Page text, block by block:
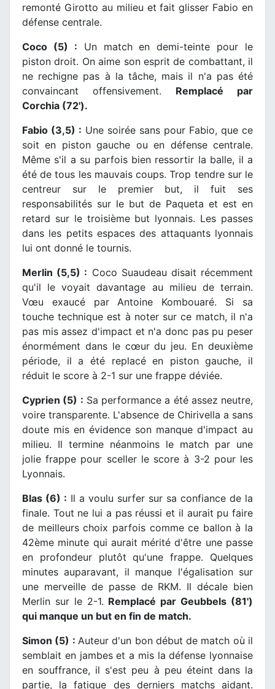
remonté Girotto au milieu et fait glisser Fabio en
défense centrale.
Coco (5) : Un match en demi-teinte pour le
piston droit. On aime son esprit de combattant, il
ne rechigne pas à la tâche, mais il n'a pas été
convaincant offensivement. Remplacé par
Corchia (72').
Fabio (3,5) : Une soirée sans pour Fabio, que ce
soit en piston gauche ou en défense centrale.
Même s'il a su parfois bien ressortir la balle, il a
été de tous les mauvais coups. Trop tendre sur le
centreur sur le premier but, il fuit ses
responsabilités sur le but de Paqueta et est en
retard sur le troisième but lyonnais. Les passes
dans les petits espaces des attaquants lyonnais
lui ont donné le tournis.
Merlin (5,5) : Coco Suaudeau disait récemment
qu'il le voyait davantage au milieu de terrain.
Vœu exaucé par Antoine Kombouaré. Si sa
touche technique est à noter sur ce match, il n'a
pas mis assez d'impact et n'a donc pas pu peser
énormément dans le cœur du jeu. En deuxième
période, il a été replacé en piston gauche, il
réduit le score à 2-1 sur une frappe déviée.
Cyprien (5) : Sa performance a été assez neutre,
voire transparente. L'absence de Chirivella a sans
doute mis en évidence son manque d'impact au
milieu. Il termine néanmoins le match par une
jolie frappe pour sceller le score à 3-2 pour les
Lyonnais.
Blas (6) : Il a voulu surfer sur sa confiance de la
finale. Tout ne lui a pas réussi et il aurait pu faire
de meilleurs choix parfois comme ce ballon à la
42ème minute qui aurait mérité d'être une passe
en profondeur plutôt qu'une frappe. Quelques
minutes auparavant, il manque l'égalisation sur
une merveille de passe de RKM. Il décale bien
Merlin sur le 2-1. Remplacé par Geubbels (81')
qui manque un but en fin de match.
Simon (5) : Auteur d'un bon début de match où il
semblait en jambes et a mis la défense lyonnaise
en souffrance, il s'est peu à peu éteint dans la
partie, la fatigue des derniers matchs aidant.